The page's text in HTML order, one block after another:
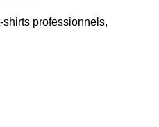
shirts professionnels,